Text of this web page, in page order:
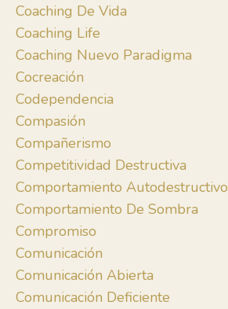
Coaching De Vida
Coaching Life
Coaching Nuevo Paradigma
Cocreación
Codependencia
Compasión
Compañerismo
Competitividad Destructiva
Comportamiento Autodestructivo
Comportamiento De Sombra
Compromiso
Comunicación
Comunicación Abierta
Comunicación Deficiente